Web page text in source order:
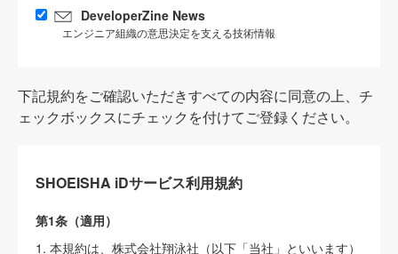
DeveloperZine News
エンジニア組織の意思決定を支える技術情報
下記規約をご確認いただきすべての内容に同意の上、チ
ェックボックスにチェックを付けてご登録ください。
SHOEISHA iDサービス利用規約
第1条（適用）
1. 本規約は、株式会社翔泳社（以下「当社」といいます）